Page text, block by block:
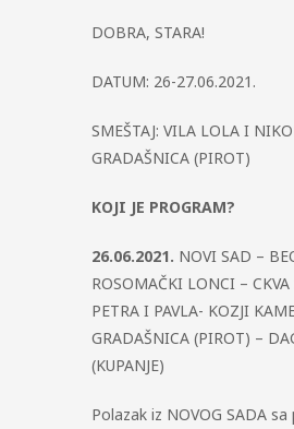
DOBRA, STARA!
DATUM: 26-27.06.2021.
SMEŠTAJ: VILA LOLA I
GRADAŠNICA (PIROT)
KOJI JE PROGRAM?
26.06.2021. NOVI SAD –
ROSOMAČKI LONCI – CKVA
PETRA I PAVLA- KOZJI
GRADAŠNICA (PIROT) –
(KUPANJE)
Polazak iz NOVOG SADA